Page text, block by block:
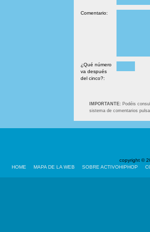
Comentario:
¿Qué número
va después
del cinco?:
IMPORTANTE: Podéis
sistema de comentarios
copyright ©
HOME
MAPA DE LA WEB SOBRE ACTIVOHIPHOP